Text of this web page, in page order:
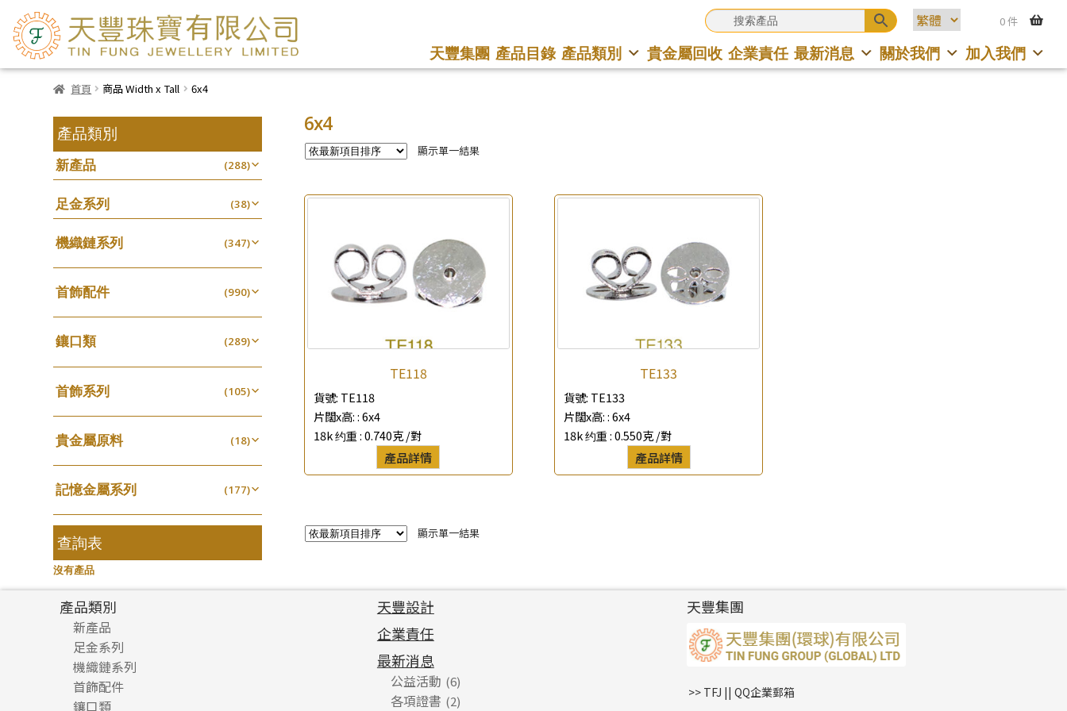
0 件
天豐集團 產品目錄 產品類別 貴金屬回收 企業責任 最新消息 關於我們 加入我們
首頁 商品 Width x Tall 6x4
6x4
顯示單一結果
TE118
貨號: TE118
片闊x高: :6x4
18k 约重 :0.740克 /對
產品詳情
TE133
貨號: TE133
片闊x高: : 6x4
18k 约重 :0.550克 /對
產品詳情
產品查詢 ×
*你的名字
公司名稱
*e-mail
查詢以下產品
顯示單一結果
產品類別
新產品 (288)
足金系列 (38)
機織鏈系列 (347)
珠仔鏈 (25)
镶口链 (61)
管狀網鏈 (11)
十字鏈系列 (56)
十字車花鏈系列 (48)
十字閃O鏈系列 (27)
十字錘打鏈系列 (17)
側身車花鏈系列 (8)
側身鏈系列
肖邦鏈系列 (14)
雙十字鏈系列 (4)
水波鏈系列
蛇骨鏈系列
鏈尾系列
盒子鏈系列
嘴唇鏈系列
竹節鏈系列
S車花鏈系列
首飾配件 (990)
耳環類配件 (341)
卷迫系列 (13)
螺絲迫系列 (15)
梅花迫系列 (19)
平臺迫系列 (74)
綫拍系列 (42)
美拍系列 (16)
耳針系列 (6)
耳環扣系列
耳綫/耳鈎系列
耳環爪頭
耳環
鏈類配件
調節珠系列
生圈扣系列
鴨俐制系列
字母吊墜
相盒吊墜 (11)
生肖吊墜
管扣系列
星座吊墜
水泡扣
其他類配件 (161)
珠盤系列 (16)
袖口鈕系列 (7)
焊片及鐳射綫 (2)
空心車花管 (19)
其他 (104)
無孔光身珠 (7)
無孔批花珠
空心批花珠 (22)
鑲口類 (289)
四爪頭系列 (20)
六爪頭系列 (41)
車花片 (35)
動感車花片 (20)
鑲口戒指 (16)
鑲口手鏈系列 (146)
首飾系列 (105)
手镯系列 (8)
戒指系列 (8)
空心耳環 (27)
空心车花管首饰链 (15)
空心手鐲系列 (8)
牛仔鏈
貴金屬原料 (18)
千足金 (18)
記憶金屬系列 (177)
記憶戒指 (30)
拉簧珠珠手鏈
記憶鈦手鐲
查詢表
沒有產品
產品類別
新產品
足金系列
足金配件
機織鏈系列
珠仔鏈
镶口链
首飾配件
耳環類配件
鑲口類
天豐設計
企業責任
最新消息
公益活動 (6)
各項證書 (2)
天豐集團
>> TFJ || QQ企業郵箱